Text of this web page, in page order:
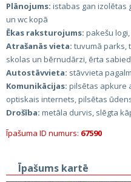
Plānojums: istabas gan izolētas
un wc kopā
Ēkas raksturojums: pakešu
Atrašanās vieta: tuvumā parks,
skolas un bērnudārzi, ērta
Autostāvvieta: stāvvieta
Komunikācijas: pilsētas apkure
optiskais internets, pilsētas
Drošība: metāla durvis, slēgta
Īpašuma ID numurs: 67590
Īpašums kartē